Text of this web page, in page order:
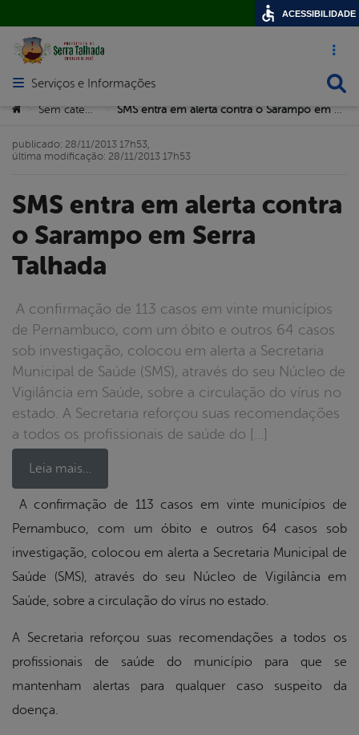
Acesso
Abrir menu principal de navegação
Serviços e Informações
Você está aqui:
> >
SMS entra em alerta contra
o Sarampo em Serra
Talhada
A confirmação de 113 casos em vinte municípios
de Pernambuco, com um óbito e outros 64 casos
sob investigação, colocou em alerta a Secretaria
Municipal de Saúde (SMS), através do seu Núcleo de
Vigilância em Saúde, sobre a circulação do vírus no
estado. A Secretaria reforçou suas recomendações
a todos os profissionais de saúde do […]
Leia mais…
publicado: 28/11/2013 17h53,
última modificação: 28/11/2013 17h53
A confirmação de 113 casos em vinte municípios de
Pernambuco, com um óbito e outros 64 casos sob
investigação, colocou em alerta a Secretaria Municipal de
Saúde (SMS), através do seu Núcleo de Vigilância em
Saúde, sobre a circulação do vírus no estado.
A Secretaria reforçou suas recomendações a todos os
profissionais de saúde do município para que se
mantenham alertas para qualquer caso suspeito da
doença.
ACESSIBILIDADE